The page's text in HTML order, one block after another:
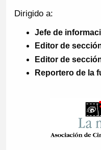
Dirigido a:
Jefe de
Editor de
Editor de
Reportero de la